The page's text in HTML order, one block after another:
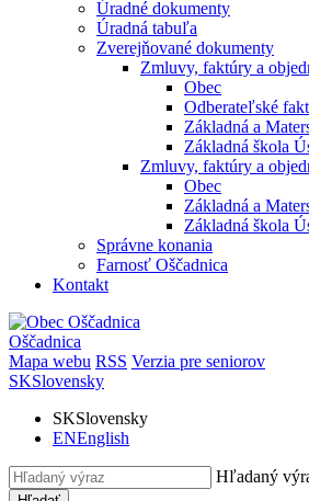
Úradné dokumenty
Úradná tabuľa
Zverejňované dokumenty
Zmluvy, faktúry a
Obec
Odberateľské
Základná a
Základná škola
Zmluvy, faktúry a
Obec
Základná a
Základná škola
Správne konania
Farnosť Oščadnica
Kontakt
Oščadnica
Mapa webu RSS Verzia pre seniorov
SKSlovensky
SKSlovensky
ENEnglish
Hľadaný